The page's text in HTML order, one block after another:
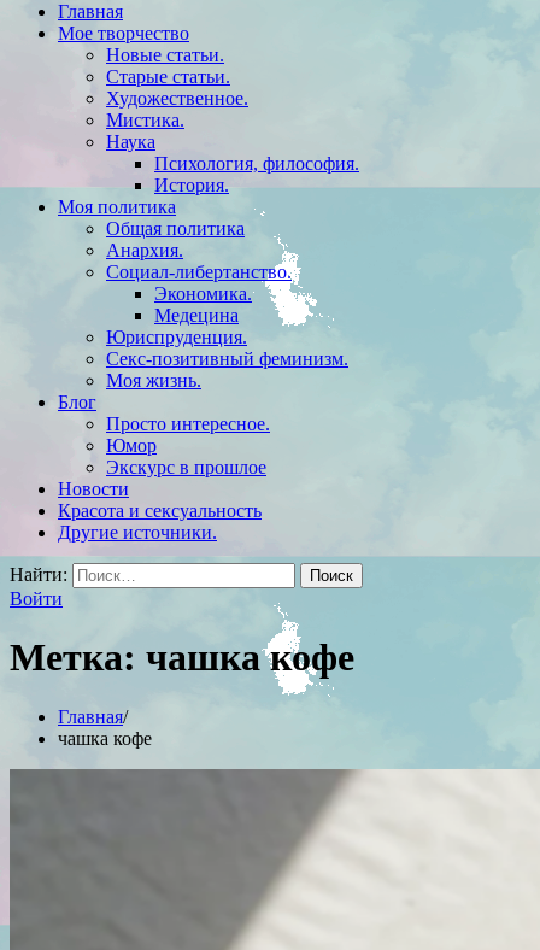
Главная
Мое творчество
Новые статьи.
Старые статьи.
Художественное.
Мистика.
Наука
Психология, философия.
История.
Моя политика
Общая политика
Анархия.
Социал-либертанство.
Экономика.
Медецина
Юриспруденция.
Секс-позитивный феминизм.
Моя жизнь.
Блог
Просто интересное.
Юмор
Экскурс в прошлое
Новости
Красота и сексуальность
Другие источники.
Найти:
Войти
Метка: чашка кофе
Главная
чашка кофе